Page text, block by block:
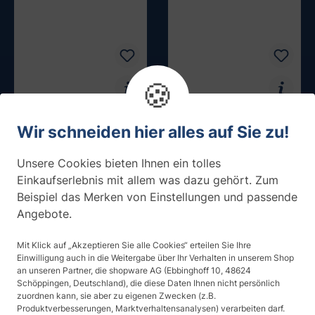
Bambus
ab 26,84 € / m²
Sichtschutz:
Lichtdurchlässigkeit:
Muster testen
Blumenranken
ab 26,84 € / m²
Sichtschutz:
🍪
Wir schneiden hier alles auf Sie zu!
Unsere Cookies bieten Ihnen ein tolles
Einkaufserlebnis mit allem was dazu gehört. Zum
Beispiel das Merken von Einstellungen und passende
Angebote.
Mit Klick auf „Akzeptieren Sie alle Cookies“ erteilen Sie Ihre
Einwilligung auch in die Weitergabe über Ihr Verhalten in unserem Shop
an unseren Partner, die shopware AG (Ebbinghoff 10, 48624
Schöppingen, Deutschland), die diese Daten Ihnen nicht persönlich
zuordnen kann, sie aber zu eigenen Zwecken (z.B.
Produktverbesserungen, Marktverhaltensanalysen) verarbeiten darf.